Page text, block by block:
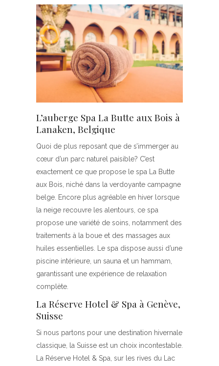
L’auberge Spa La Butte aux Bois à
Lanaken, Belgique
Quoi de plus reposant que de s’immerger au
cœur d’un parc naturel paisible? C’est
exactement ce que propose le spa La Butte
aux Bois, niché dans la verdoyante campagne
belge. Encore plus agréable en hiver lorsque
la neige recouvre les alentours, ce spa
propose une variété de soins, notamment des
traitements à la boue et des massages aux
huiles essentielles. Le spa dispose aussi d’une
piscine intérieure, un sauna et un hammam,
garantissant une expérience de relaxation
complète.
La Réserve Hotel & Spa à Genève,
Suisse
Si nous partons pour une destination hivernale
classique, la Suisse est un choix incontestable.
La Réserve Hotel & Spa, sur les rives du Lac